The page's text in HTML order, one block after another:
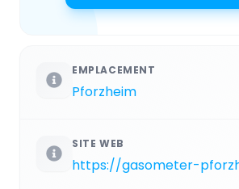
EMPLACEMENT
Pforzheim
SITE WEB